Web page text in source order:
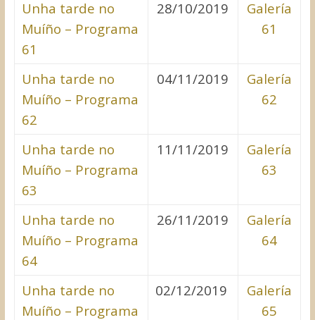
Unha tarde no
Muíño – Programa
61
28/10/2019
Galería
61
Unha tarde no
Muíño – Programa
62
04/11/2019
Galería
62
Unha tarde no
Muíño – Programa
63
11/11/2019
Galería
63
Unha tarde no
Muíño – Programa
64
26/11/2019
Galería
64
Unha tarde no
Muíño – Programa
02/12/2019
Galería
65